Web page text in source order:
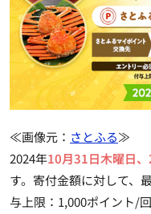
≪画像元： さとふる≫
2024年10月31日木曜日
す。寄付金額に対して、
与上限：1,000ポイント/